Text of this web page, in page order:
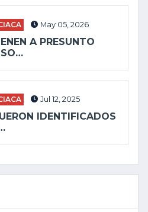
May 05, 2026
A PRESUNTO
Jul 12, 2025
IDENTIFICADOS